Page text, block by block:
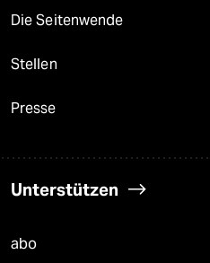
Die Seitenwende
Stellen
Presse
Unterstützen
abo